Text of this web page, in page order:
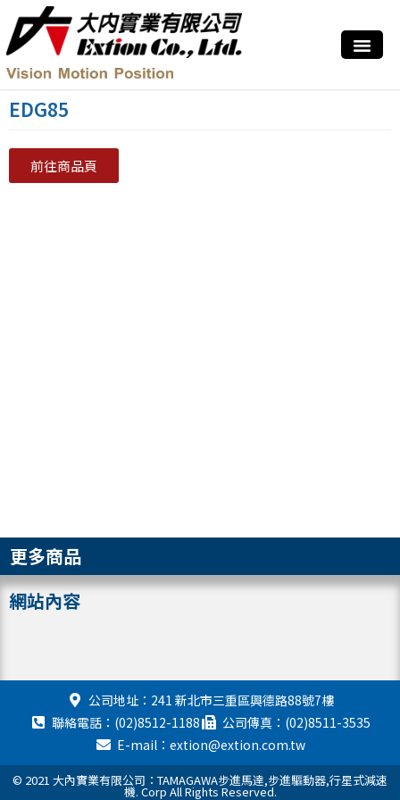
EDG85
前往商品頁
更多商品
網站內容
公司地址：241 新北市三重區興德路88號7樓
聯絡電話：(02)8512-1188
公司傳真：(02)8511-3535
E-mail：extion@extion.com.tw
© 2021 大內實業有限公司：TAMAGAWA步進馬達,步進驅動器,行星式減速
機. Corp All Rights Reserved.